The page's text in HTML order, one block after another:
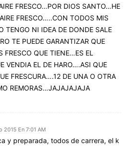
FRESCO…POR DIOS SANTO…HE
FRESCO…..CON TODOS MIS
TENGO NI IDEA DE DONDE SALE
TE PUEDE GARANTIZAR QUE
FRESCO QUE TIENE…ES EL
VENDIA EL DE HARO….ASI QUE
FRESCURA….12 DE UNA O OTRA
REMORAS…JAJAJAJAJA
2015 En 7:01 AM
y preparada, todos de carrera, el k